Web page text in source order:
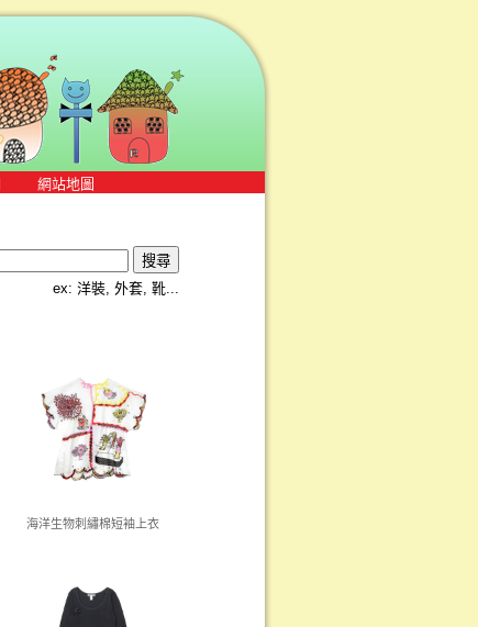
網站地圖
ex: 洋裝, 外套, 靴...
海洋生物刺繡棉短袖上衣